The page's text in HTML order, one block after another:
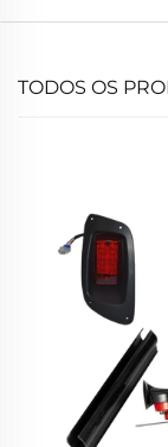
TODOS OS